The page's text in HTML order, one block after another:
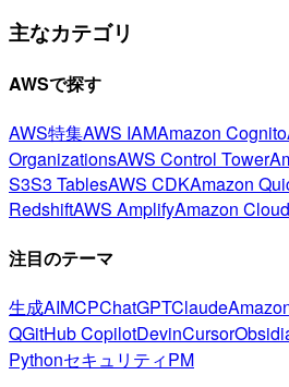
主なカテゴリ
AWSで探す
AWS特集AWS IAMAmazon Cognito
OrganizationsAWS Control Tower
S3S3 TablesAWS CDKAmazon
RedshiftAWS AmplifyAmazon
注目のテーマ
生成AIMCPChatGPTClaude
QGitHub CopilotDevinCursor
PythonセキュリティPM